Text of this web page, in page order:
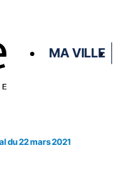
MA VILLE
du 22 mars 2021